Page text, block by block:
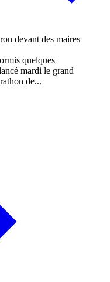
quelques
mardi le grand
de...